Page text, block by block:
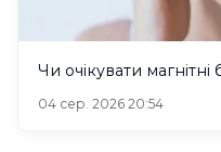
Чи очікувати
04 сер. 2026 20:54